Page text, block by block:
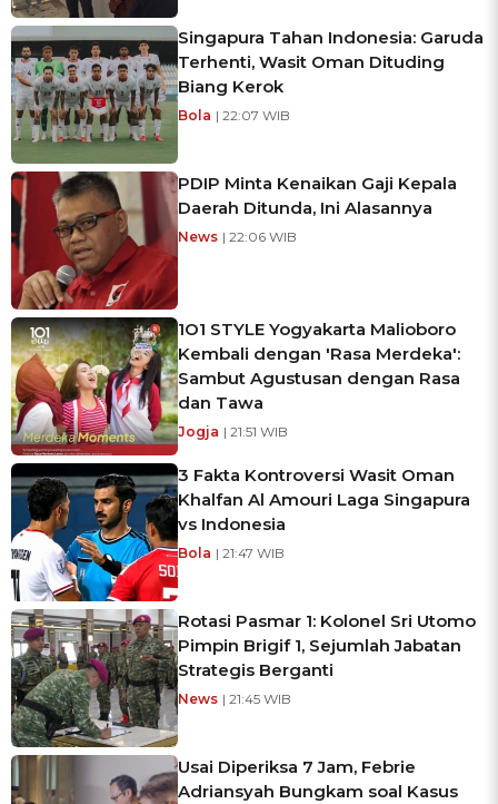
Singapura Tahan Indonesia: Garuda
Terhenti, Wasit Oman Dituding
Biang Kerok
Bola | 22:07 WIB
PDIP Minta Kenaikan Gaji Kepala
Daerah Ditunda, Ini Alasannya
News | 22:06 WIB
1O1 STYLE Yogyakarta Malioboro
Kembali dengan 'Rasa Merdeka':
Sambut Agustusan dengan Rasa
dan Tawa
Jogja | 21:51 WIB
3 Fakta Kontroversi Wasit Oman
Khalfan Al Amouri Laga Singapura
vs Indonesia
Bola | 21:47 WIB
Rotasi Pasmar 1: Kolonel Sri Utomo
Pimpin Brigif 1, Sejumlah Jabatan
Strategis Berganti
News | 21:45 WIB
Usai Diperiksa 7 Jam, Febrie
Adriansyah Bungkam soal Kasus